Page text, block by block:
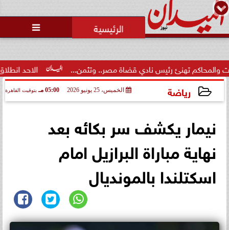

الاحد انطلاق  المرحلة تهنئ رئيس نادي قضاة مصر.. وتثمن...
رياضة الخميس، 25 يونيو 2026 05:00 مـ بتوقيت القاهرة
نيمار يكشف سر بكائه بعد
نهاية مباراة البرازيل امام
اسكتلندا بالمونديال